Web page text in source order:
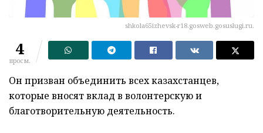
shkola65izhevsk-r18.gosweb.gosuslugi.ru.
4
просм.
Он призван объединить всех казахстанцев,
которые вносят вклад в волонтерскую и
благотворительную деятельность.